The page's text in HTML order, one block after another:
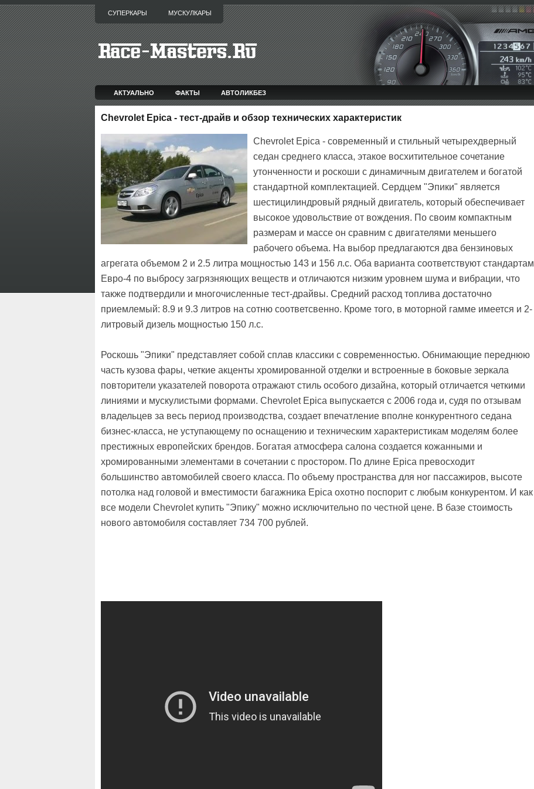
СУПЕРКАРЫ МУСКУЛКАРЫ
АКТУАЛЬНО ФАКТЫ АВТОЛИКБЕЗ
Chevrolet Epica - тест-драйв и обзор технических характеристик
Chevrolet Epica - современный и стильный четырехдверный
седан среднего класса, этакое восхитительное сочетание
утонченности и роскоши с динамичным двигателем и богатой
стандартной комплектацией. Сердцем "Эпики" является
шестицилиндровый рядный двигатель, который обеспечивает
высокое удовольствие от вождения. По своим компактным
размерам и массе он сравним с двигателями меньшего
рабочего объема. На выбор предлагаются два бензиновых
агрегата объемом 2 и 2.5 литра мощностью 143 и 156 л.с. Оба варианта соответствуют стандартам
Евро-4 по выбросу загрязняющих веществ и отличаются низким уровнем шума и вибрации, что
также подтвердили и многочисленные тест-драйвы. Средний расход топлива достаточно
приемлемый: 8.9 и 9.3 литров на сотню соответсвенно. Кроме того, в моторной гамме имеется и 2-
литровый дизель мощностью 150 л.с.
Роскошь "Эпики" представляет собой сплав классики с современностью. Обнимающие переднюю
часть кузова фары, четкие акценты хромированной отделки и встроенные в боковые зеркала
повторители указателей поворота отражают стиль особого дизайна, который отличается четкими
линиями и мускулистыми формами. Chevrolet Epica выпускается с 2006 года и, судя по отзывам
владельцев за весь период производства, создает впечатление вполне конкурентного седана
бизнес-класса, не уступающему по оснащению и техническим характеристикам моделям более
престижных европейских брендов. Богатая атмосфера салона создается кожанными и
хромированными элементами в сочетании с простором. По длине Epica превосходит
большинство автомобилей своего класса. По объему пространства для ног пассажиров, высоте
потолка над головой и вместимости багажника Epica охотно поспорит с любым конкурентом. И как
все модели Chevrolet купить "Эпику" можно исключительно по честной цене. В базе стоимость
нового автомобиля составляет 734 700 рублей.